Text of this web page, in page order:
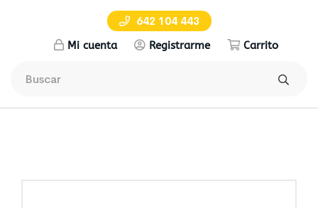
642 104 443
Mi cuenta Registrarme Carrito